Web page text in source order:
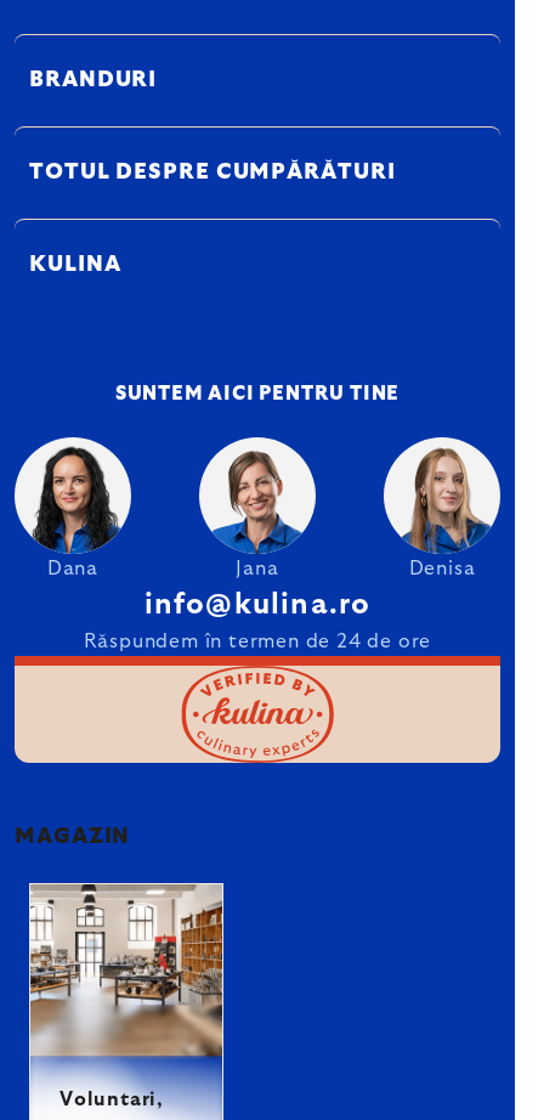
BRANDURI
TOTUL DESPRE CUMPĂRĂTURI
KULINA
SUNTEM AICI PENTRU TINE
Dana Jana Denisa
info@kulina.ro
Răspundem în termen de 24 de ore
MAGAZIN
Voluntari,